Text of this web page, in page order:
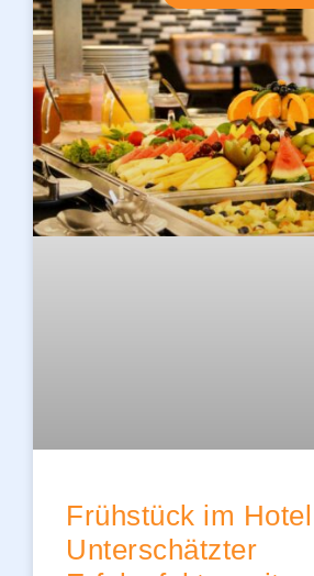
Frühstück im
Unterschätzter